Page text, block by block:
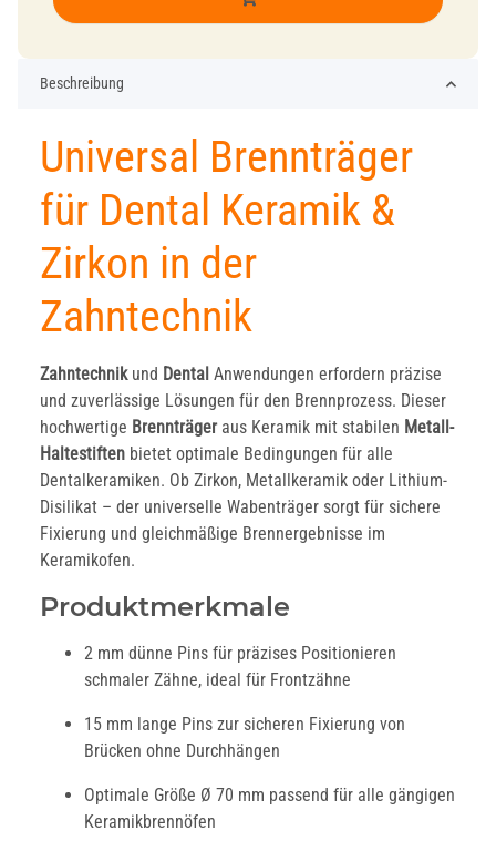
Beschreibung
Universal Brennträger
für Dental Keramik &
Zirkon in der
Zahntechnik
Zahntechnikund Dental Anwendungen erfordern präzise
und zuverlässige Lösungen für den Brennprozess. Dieser
hochwertige Brennträger aus Keramik mit stabilen Metall-
Haltestiften bietet optimale Bedingungen für alle
Dentalkeramiken. Ob Zirkon, Metallkeramik oder Lithium-
Disilikat – der universelle Wabenträger sorgt für sichere
Fixierung und gleichmäßige Brennergebnisse im
Keramikofen.
Produktmerkmale
2 mm dünne Pins für präzises Positionieren
schmaler Zähne, ideal für Frontzähne
15 mm lange Pins zur sicheren Fixierung von
Brücken ohne Durchhängen
Optimale Größe Ø 70 mm passend für alle gängigen
Keramikbrennöfen